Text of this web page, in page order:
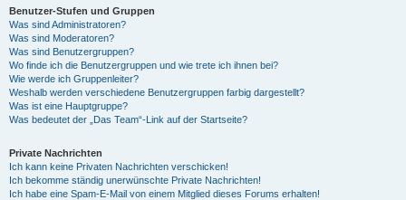
Benutzer-Stufen und Gruppen
Was sind Administratoren?
Was sind Moderatoren?
Was sind Benutzergruppen?
Wo finde ich die Benutzergruppen und wie trete ich ihnen bei?
Wie werde ich Gruppenleiter?
Weshalb werden verschiedene Benutzergruppen farbig dargestellt?
Was ist eine Hauptgruppe?
Was bedeutet der „Das Team“-Link auf der Startseite?
Private Nachrichten
Ich kann keine Privaten Nachrichten verschicken!
Ich bekomme ständig unerwünschte Private Nachrichten!
Ich habe eine Spam-E-Mail von einem Mitglied dieses Forums erhalten!